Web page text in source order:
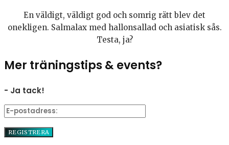
En väldigt, väldigt god och somrig rätt blev det
onekligen. Salmalax med hallonsallad och asiatisk sås.
Testa, ja?
Mer träningstips & events?
- Ja tack!